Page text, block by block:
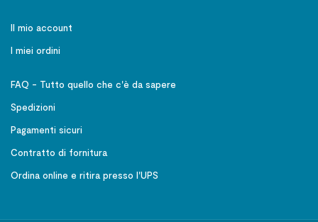
Il mio account
I miei ordini
FAQ - Tutto quello che c'è da sapere
Spedizioni
Pagamenti sicuri
Contratto di fornitura
Ordina online e ritira presso l'UPS